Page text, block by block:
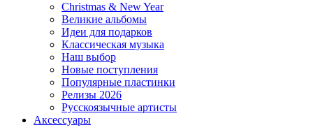
Christmas & New Year
Великие альбомы
Идеи для подарков
Классическая музыка
Наш выбор
Новые поступления
Популярные пластинки
Релизы 2026
Русскоязычные артисты
Аксессуары